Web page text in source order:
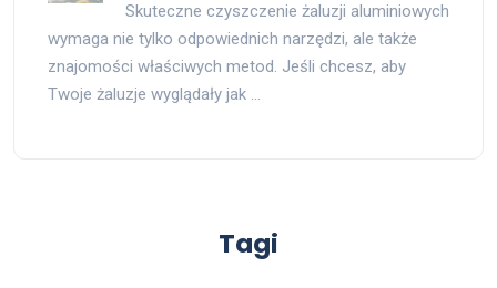
Skuteczne czyszczenie żaluzji aluminiowych
wymaga nie tylko odpowiednich narzędzi, ale także
znajomości właściwych metod. Jeśli chcesz, aby
Twoje żaluzje wyglądały jak …
Tagi